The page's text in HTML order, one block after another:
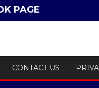
PAGE
CONTACT US